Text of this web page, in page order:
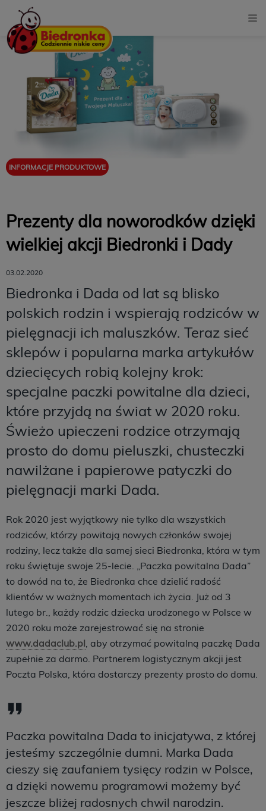
INFORMACJE PRODUKTOWE
Prezenty dla noworodków dzięki
wielkiej akcji Biedronki i Dady
03.02.2020
Biedronka i Dada od lat są blisko
polskich rodzin i wspierają rodziców w
pielęgnacji ich maluszków. Teraz sieć
sklepów i popularna marka artykułów
dziecięcych robią kolejny krok:
specjalne paczki powitalne dla dzieci,
które przyjdą na świat w 2020 roku.
Świeżo upieczeni rodzice otrzymają
prosto do domu pieluszki, chusteczki
nawilżane i papierowe patyczki do
pielęgnacji marki Dada.
Rok 2020 jest wyjątkowy nie tylko dla wszystkich
rodziców, którzy powitają nowych członków swojej
rodziny, lecz także dla samej sieci Biedronka, która w tym
roku świętuje swoje 25-lecie. „Paczka powitalna Dada”
to dowód na to, że Biedronka chce dzielić radość
klientów w ważnych momentach ich życia. Już od 3
lutego br., każdy rodzic dziecka urodzonego w Polsce w
2020 roku może zarejestrować się na stronie
www.dadaclub.pl, aby otrzymać powitalną paczkę Dada
zupełnie za darmo. Partnerem logistycznym akcji jest
Poczta Polska, która dostarczy prezenty prosto do domu.
Paczka powitalna Dada to inicjatywa, z której
jesteśmy szczególnie dumni. Marka Dada
cieszy się zaufaniem tysięcy rodzin w Polsce,
a dzięki nowemu programowi możemy być
jeszcze bliżej radosnych chwil narodzin.